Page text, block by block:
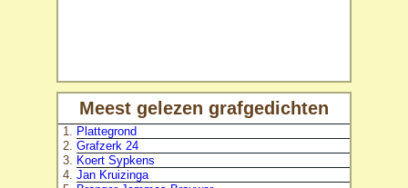
Meest gelezen grafgedichten
Plattegrond
Grafzerk 24
Koert Sypkens
Jan Kruizinga